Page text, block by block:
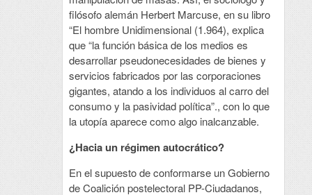
filósofo alemán Herbert Marcuse, en su libro
“El hombre Unidimensional (1.964), explica
que “la función básica de los medios es
desarrollar pseudonecesidades de bienes y
servicios fabricados por las corporaciones
gigantes, atando a los individuos al carro del
consumo y la pasividad política”., con lo que
la utopía aparece como algo inalcanzable.
¿Hacia un régimen autocrático?
En el supuesto de conformarse un Gobierno
de Coalición postelectoral PP-Ciudadanos,